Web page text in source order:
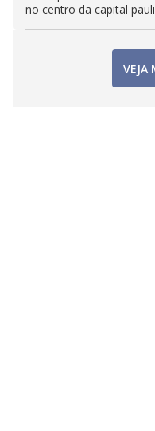
no centro da capital
VEJA